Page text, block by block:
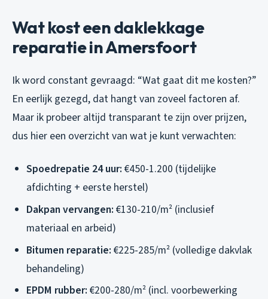
Wat kost een daklekkage
reparatie in Amersfoort
Ik word constant gevraagd: “Wat gaat dit me kosten?”
En eerlijk gezegd, dat hangt van zoveel factoren af.
Maar ik probeer altijd transparant te zijn over prijzen,
dus hier een overzicht van wat je kunt verwachten:
Spoedrepatie 24 uur: €450-1.200 (tijdelijke
afdichting + eerste herstel)
Dakpan vervangen: €130-210/m² (inclusief
materiaal en arbeid)
Bitumen reparatie: €225-285/m² (volledige dakvlak
behandeling)
EPDM rubber: €200-280/m² (incl. voorbewerking